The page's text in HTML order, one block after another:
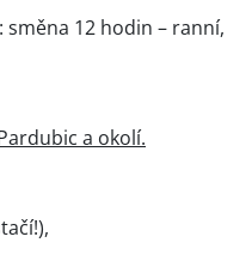
: směna 12 hodin – ranní,
a okolí.